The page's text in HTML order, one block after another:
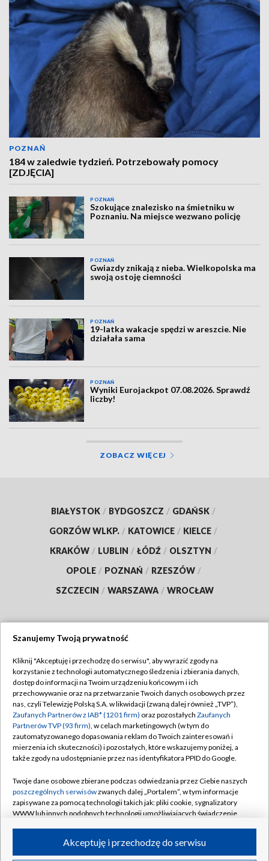
POZNAŃ
184 w zaledwie tydzień. Potrzebowały pomocy
[ZDJĘCIA]
POZNAŃ
Szokujące znalezisko na śmietniku w
Poznaniu. Na miejsce wezwano policję
POZNAŃ
Gwiazdy znikają z nieba. Wielkopolska ma
swoją ostoję ciemności
POZNAŃ
19-latka wakacje spędzi w areszcie. Nie
działała sama
POZNAŃ
Wyniki Eurojackpot 07.08.2026. Sprawdź
liczby!
ZOBACZ WIĘCEJ
BIAŁYSTOK / BYDGOSZCZ / GDAŃSK /
GORZÓW WLKP. / KATOWICE / KIELCE /
KRAKÓW / LUBLIN / ŁÓDŹ / OLSZTYN /
OPOLE / POZNAŃ / RZESZÓW /
SZCZECIN / WARSZAWA / WROCŁAW
TVP
Abonament TVP
Emisja w TVP
Centrum informacji TVP
Naziemna Telewizja Cyfrowa
Rada Programowa
System NOS
Informacje o nadawcy
Program dla prasy
Regulamin TVP
Polityka prywatności
Moje zgody
Pomoc
Kontakt
Kanały
Szanujemy Twoją prywatność
Kliknij "Akceptuję i przechodzę do serwisu", aby wyrazić zgody na
korzystanie z technologii automatycznego śledzenia i zbierania danych,
dostęp do informacji na Twoim urządzeniu końcowym i ich
przechowywanie oraz na przetwarzanie Twoich danych osobowych przez
nas, czyli Telewizję Polską S.A. w likwidacji (zwaną dalej również „TVP”),
Zaufanych Partnerów z IAB* (1201 firm) oraz pozostałych Zaufanych
Partnerów TVP (93 firm), w celach marketingowych (w tym do
zautomatyzowanego dopasowania reklam do Twoich zainteresowań i
mierzenia ich skuteczności) i pozostałych, które wskazujemy poniżej, a
także zgody na udostępnianie przez nas identyfikatora PPID do Google.
Twoje dane osobowe zbierane podczas odwiedzania przez Ciebie naszych
poszczególnych serwisówzwanych dalej „Portalem”, w tym informacje
zapisywane za pomocą technologii takich jak: pliki cookie, sygnalizatory
WWW lub innych podobnych technologii umożliwiających świadczenie
ruchu w Internecie.Akceptuję i przechodzę do serwisu